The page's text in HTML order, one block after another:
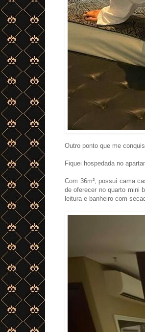
Outro ponto que me
Fiquei hospedada no
Com 36m², possui cama
de oferecer no quarto mini
leitura e banheiro com